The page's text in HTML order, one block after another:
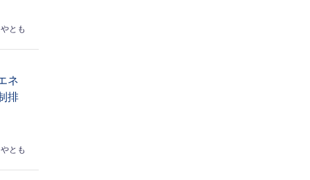
とも
ネ
排
とも